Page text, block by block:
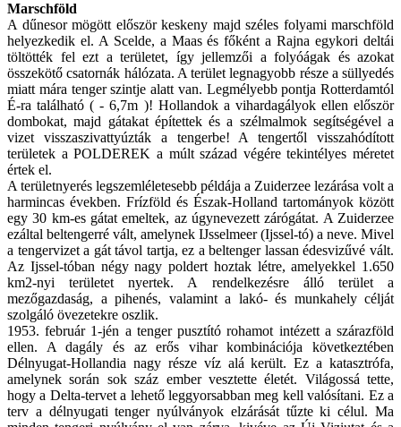
Marschföld
A dűnesor mögött először keskeny majd széles folyami marschföld
helyezkedik el. A Scelde, a Maas és főként a Rajna egykori deltái
töltötték fel ezt a területet, így jellemzői a folyóágak és azokat
összekötő csatornák hálózata. A terület legnagyobb része a süllyedés
miatt mára tenger szintje alatt van. Legmélyebb pontja Rotterdamtól
É-ra található ( - 6,7m )! Hollandok a vihardagályok ellen először
dombokat, majd gátakat építettek és a szélmalmok segítségével a
vizet visszaszivattyúzták a tengerbe! A tengertől visszahódított
területek a POLDEREK a múlt század végére tekintélyes méretet
értek el.
A területnyerés legszemléletesebb példája a Zuiderzee lezárása volt a
harmincas években. Frízföld és Észak-Holland tartományok között
egy 30 km-es gátat emeltek, az úgynevezett zárógátat. A Zuiderzee
ezáltal beltengerré vált, amelynek IJsselmeer (Ijssel-tó) a neve. Mivel
a tengervizet a gát távol tartja, ez a beltenger lassan édesvizűvé vált.
Az Ijssel-tóban négy nagy poldert hoztak létre, amelyekkel 1.650
km2-nyi területet nyertek. A rendelkezésre álló terület a
mezőgazdaság, a pihenés, valamint a lakó- és munkahely célját
szolgáló övezetekre oszlik.
1953. február 1-jén a tenger pusztító rohamot intézett a szárazföld
ellen. A dagály és az erős vihar kombinációja következtében
Délnyugat-Hollandia nagy része víz alá került. Ez a katasztrófa,
amelynek során sok száz ember vesztette életét. Világossá tette,
hogy a Delta-tervet a lehető leggyorsabban meg kell valósítani. Ez a
terv a délnyugati tenger nyúlványok elzárását tűzte ki célul. Ma